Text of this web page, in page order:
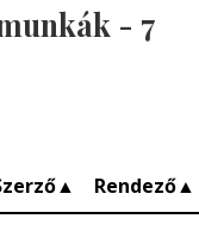
- 7
▲ Rendező▲